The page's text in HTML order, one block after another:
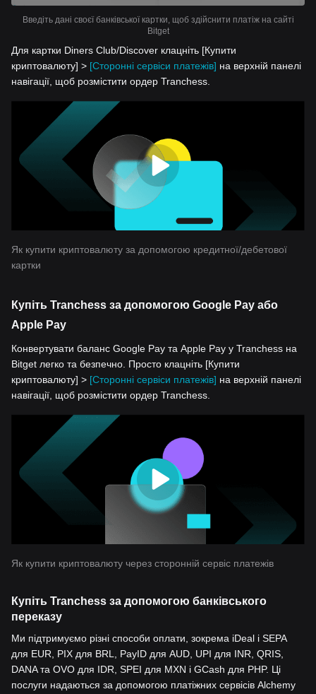
Введіть дані своєї банківської картки, щоб здійснити платіж на сайті
Bitget
Для картки Diners Club/Discover клацніть [Купити
криптовалюту] > [Сторонні сервіси платежів] на верхній панелі
навігації, щоб розмістити ордер Tranchess.
Як купити криптовалюту за допомогою кредитної/дебетової
картки
Купіть Tranchess за допомогою Google Pay або
Apple Pay
Конвертувати баланс Google Pay та Apple Pay у Tranchess на
Bitget легко та безпечно. Просто клацніть [Купити
криптовалюту] > [Сторонні сервіси платежів] на верхній панелі
навігації, щоб розмістити ордер Tranchess.
Як купити криптовалюту через сторонній сервіс платежів
Купіть Tranchess за допомогою банківського
переказу
Ми підтримуємо різні способи оплати, зокрема iDeal і SEPA
для EUR, PIX для BRL, PayID для AUD, UPI для INR, QRIS,
DANA та OVO для IDR, SPEI для MXN і GCash для PHP. Ці
послуги надаються за допомогою платіжних сервісів Alchemy